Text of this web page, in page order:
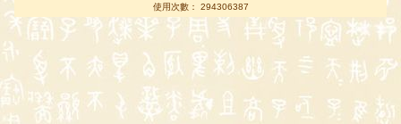
使用次數： 294306387